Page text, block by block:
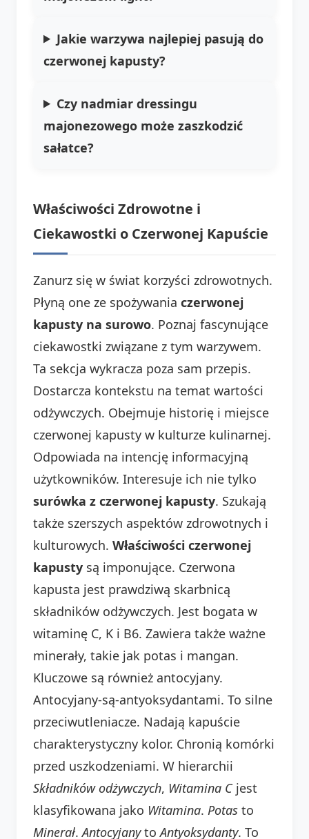
Jakie warzywa najlepiej pasują do
czerwonej kapusty?
Czy nadmiar dressingu
majonezowego może zaszkodzić
sałatce?
Właściwości Zdrowotne i
Ciekawostki o Czerwonej Kapuście
Zanurz się w świat korzyści zdrowotnych.
Płyną one ze spożywania czerwonej
kapusty na surowo. Poznaj fascynujące
ciekawostki związane z tym warzywem.
Ta sekcja wykracza poza sam przepis.
Dostarcza kontekstu na temat wartości
odżywczych. Obejmuje historię i miejsce
czerwonej kapusty w kulturze kulinarnej.
Odpowiada na intencję informacyjną
użytkowników. Interesuje ich nie tylko
surówka z czerwonej kapusty. Szukają
także szerszych aspektów zdrowotnych i
kulturowych. Właściwości czerwonej
kapusty są imponujące. Czerwona
kapusta jest prawdziwą skarbnicą
składników odżywczych. Jest bogata w
witaminę C, K i B6. Zawiera także ważne
minerały, takie jak potas i mangan.
Kluczowe są również antocyjany.
Antocyjany-są-antyoksydantami. To silne
przeciwutleniacze. Nadają kapuście
charakterystyczny kolor. Chronią komórki
przed uszkodzeniami. W hierarchii
Składników odżywczych, Witamina Cjest
klasyfikowana jako Witamina. Potas to
Minerał.AntocyjanytoAntyoksydanty. To